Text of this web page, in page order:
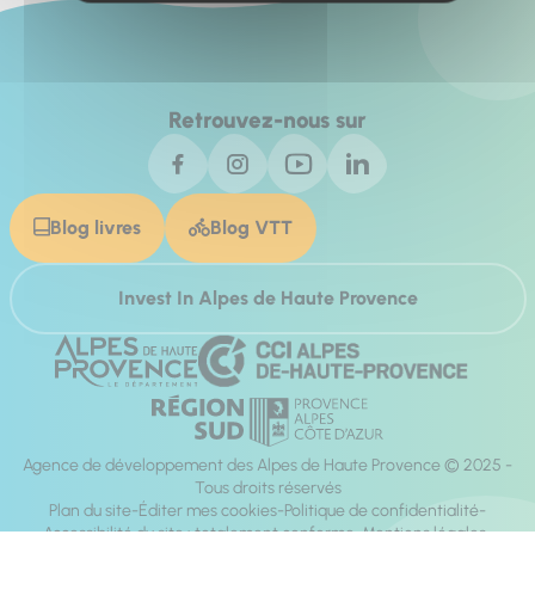
Retrouvez-nous sur
Blog livres Blog VTT
Invest In Alpes de Haute Provence
Agence de développement des Alpes de Haute Provence © 2025 -
Tous droits réservés
Plan du site Éditer mes cookies Politique de confidentialité
Accessibilité du site : totalement conforme Mentions légales